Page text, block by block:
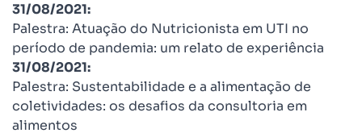
31/08/2021:
Palestra: Atuação do Nutricionista em UTI no
período de pandemia: um relato de experiência
31/08/2021:
Palestra: Sustentabilidade e a alimentação de
coletividades: os desafios da consultoria em
alimentos